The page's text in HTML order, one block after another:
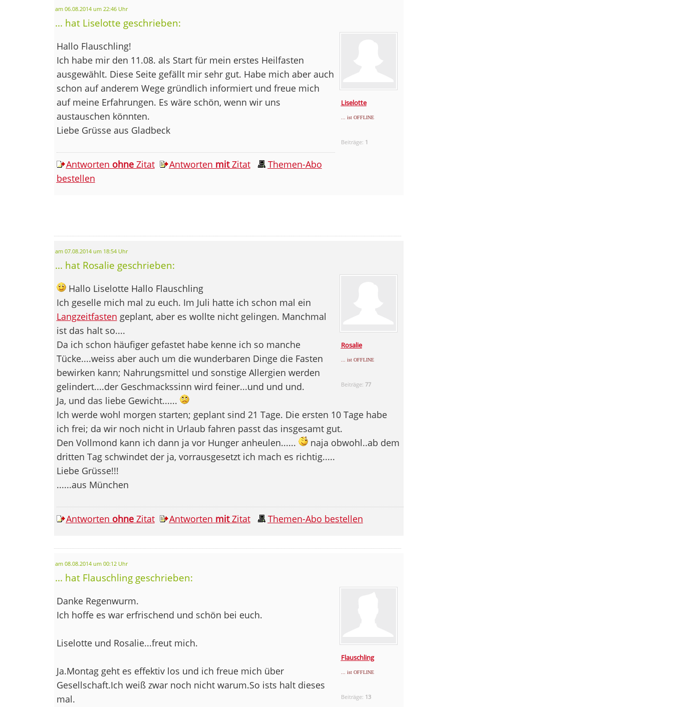
am 06.08.2014 um 22:46 Uhr
... hat Liselotte geschrieben:
Liselotte
... ist OFFLINE
Beiträge: 1
Hallo Flauschling!
Ich habe mir den 11.08. als Start für mein erstes Heilfasten
ausgewählt. Diese Seite gefällt mir sehr gut. Habe mich aber auch
schon auf anderem Wege gründlich informiert und freue mich
auf meine Erfahrungen. Es wäre schön, wenn wir uns
austauschen könnten.
Liebe Grüsse aus Gladbeck
Antworten ohneZitat Antworten mitZitat
Themen-Abo
bestellen
am 07.08.2014 um 18:54 Uhr
... hat Rosalie geschrieben:
Rosalie
... ist OFFLINE
Beiträge: 77
Hallo Liselotte Hallo Flauschling
Ich geselle mich mal zu euch. Im Juli hatte ich schon mal ein
Langzeitfasten geplant, aber es wollte nicht gelingen. Manchmal
ist das halt so....
Da ich schon häufiger gefastet habe kenne ich so manche
Tücke....weiss aber auch um die wunderbaren Dinge die Fasten
bewirken kann; Nahrungsmittel und sonstige Allergien werden
gelindert....der Geschmackssinn wird feiner...und und und.
Ja, und das liebe Gewicht......
Ich werde wohl morgen starten; geplant sind 21 Tage. Die ersten 10 Tage habe
ich frei; da wir noch nicht in Urlaub fahren passt das insgesamt gut.
Den Vollmond kann ich dann ja vor Hunger anheulen......
naja obwohl..ab dem
dritten Tag schwindet der ja, vorrausgesetzt ich mach es richtig.....
Liebe Grüsse!!!
......aus München
Antworten ohneZitat Antworten mitZitat Themen-Abo bestellen
am 08.08.2014 um 00:12 Uhr
... hat Flauschling geschrieben:
Flauschling
... ist OFFLINE
Beiträge: 13
Danke Regenwurm.
Ich hoffe es war erfrischend und schön bei euch.
Liselotte und Rosalie...freut mich.
Ja.Montag geht es effektiv los und ich freue mich über
Gesellschaft.Ich weiß zwar noch nicht warum.So ists halt dieses
mal.